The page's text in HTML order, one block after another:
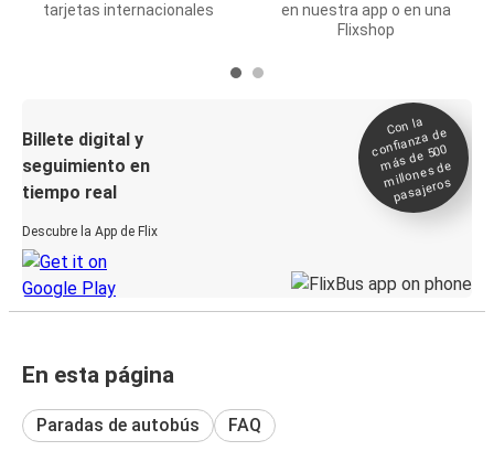
tarjetas internacionales
en nuestra app o en una
Flixshop
Billete digital y
seguimiento en
tiempo real
Descubre la App de Flix
Con la
confianza de
más de 500
millones de
pasajeros
En esta página
Paradas de autobús FAQ